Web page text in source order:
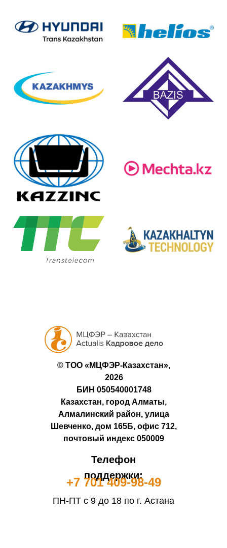
© ТОО «МЦФЭР-Казахстан»,
2026
БИН 050540001748
Казахстан, город Алматы,
Алмалинский район, улица
Шевченко, дом 165Б, офис 712,
почтовый индекс 050009
Телефон
поддержки:
+7 701 409-98-49
ПН-ПТ с 9 до 18 по г. Астана